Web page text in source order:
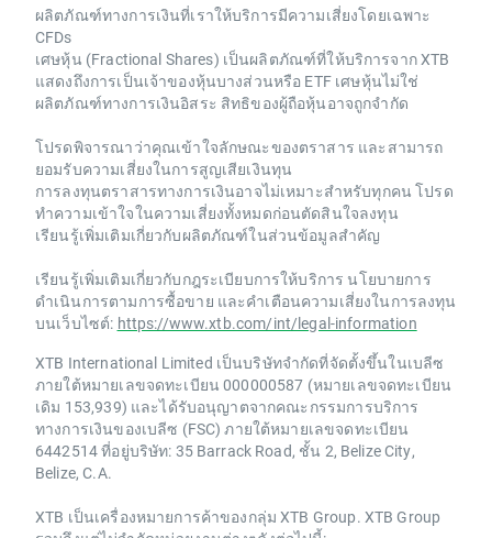
ผลิตภัณฑ์ทางการเงินที่เราให้บริการมีความเสี่ยงโดยเฉพาะ
CFDs
เศษหุ้น (Fractional Shares) เป็นผลิตภัณฑ์ที่ให้บริการจาก XTB
แสดงถึงการเป็นเจ้าของหุ้นบางส่วนหรือ ETF เศษหุ้นไม่ใช่
ผลิตภัณฑ์ทางการเงินอิสระ สิทธิของผู้ถือหุ้นอาจถูกจำกัด
โปรดพิจารณาว่าคุณเข้าใจลักษณะของตราสาร และสามารถ
ยอมรับความเสี่ยงในการสูญเสียเงินทุน
การลงทุนตราสารทางการเงินอาจไม่เหมาะสำหรับทุกคน โปรด
ทำความเข้าใจในความเสี่ยงทั้งหมดก่อนตัดสินใจลงทุน
เรียนรู้เพิ่มเติมเกี่ยวกับผลิตภัณฑ์ในส่วนข้อมูลสำคัญ
เรียนรู้เพิ่มเติมเกี่ยวกับกฎระเบียบการให้บริการ นโยบายการ
ดำเนินการตามการซื้อขาย และคำเตือนความเสี่ยงในการลงทุน
บนเว็บไซต์: https://www.xtb.com/int/legal-information
XTB International Limited เป็นบริษัทจำกัดที่จัดตั้งขึ้นในเบลีซ
ภายใต้หมายเลขจดทะเบียน 000000587 (หมายเลขจดทะเบียน
เดิม 153,939) และได้รับอนุญาตจากคณะกรรมการบริการ
ทางการเงินของเบลีซ (FSC) ภายใต้หมายเลขจดทะเบียน
6442514 ที่อยู่บริษัท: 35 Barrack Road, ชั้น 2, Belize City,
Belize, C.A.
XTB เป็นเครื่องหมายการค้าของกลุ่ม XTB Group. XTB Group